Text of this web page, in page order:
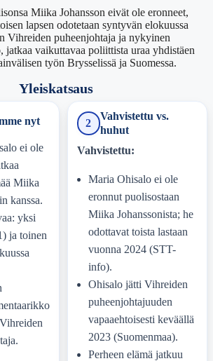
Miika Johansson eivät ole eronneet,
lapsen odotetaan syntyvän elokuussa
Vihreiden puheenjohtaja ja nykyinen
jatkaa vaikuttavaa poliittista uraa yhdistäen
työn Brysselissä ja Suomessa.
Yleiskatsaus
nyt
ei ole
Miika
kanssa.
yksi
ja toinen
2
Vahvistettu vs.
huhut
Vahvistettu:
Maria Ohisalo ei ole
eronnut puolisostaan
Miika Johanssonista; he
odottavat toista lastaan
vuonna 2024 (STT-
info).
Ohisalo jätti Vihreiden
puheenjohtajuuden
vapaaehtoisesti keväällä
2023 (Suomenmaa).
Perheen elämä jatkuu